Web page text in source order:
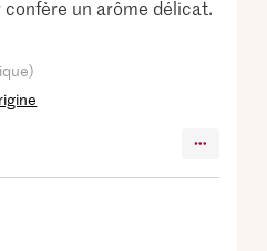
confère un arôme délicat.